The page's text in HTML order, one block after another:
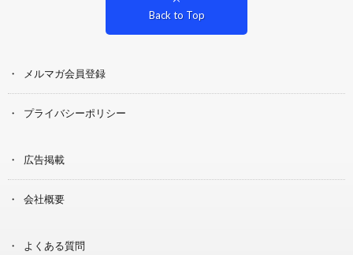
Back to Top
メルマガ会員登録
プライバシーポリシー
広告掲載
会社概要
よくある質問